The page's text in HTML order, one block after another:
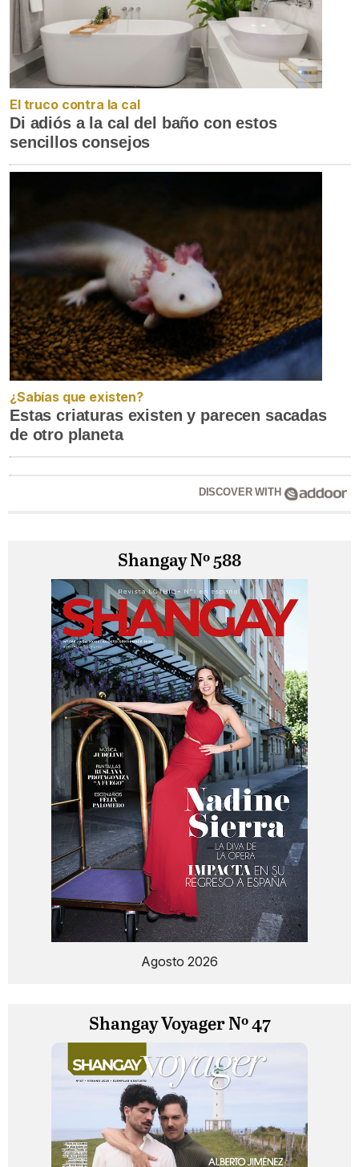
El truco contra la cal
Di adiós a la cal del baño con estos
sencillos consejos
¿Sabías que existen?
Estas criaturas existen y parecen sacadas
de otro planeta
DISCOVER WITH
Shangay Nº 588
Agosto 2026
Shangay Voyager Nº 47